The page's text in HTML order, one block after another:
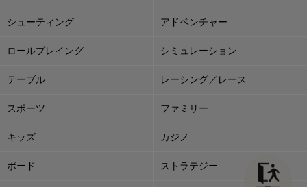
シューティング アドベンチャー
ロールプレイング シミュレーション
テーブル レーシング／レース
スポーツ ファミリー
キッズ カジノ
ボード ストラテジー